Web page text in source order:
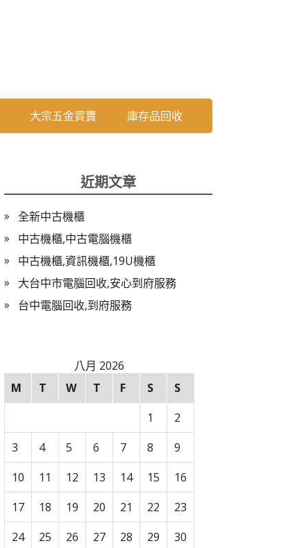
大宗五金買賣 庫存品回收
近期文章
全新中古機櫃
中古機櫃,中古電腦機櫃
中古機櫃,資訊機櫃,19U機櫃
大台中市電腦回收,安心到府服務
台中電腦回收,到府服務
八月 2026
M
T W T F S
S
1
2
3
4 5 6 7 8
9
10
11 12 13 14 15
16
17
18 19 20 21 22
23
24
25 26 27 28 29
30